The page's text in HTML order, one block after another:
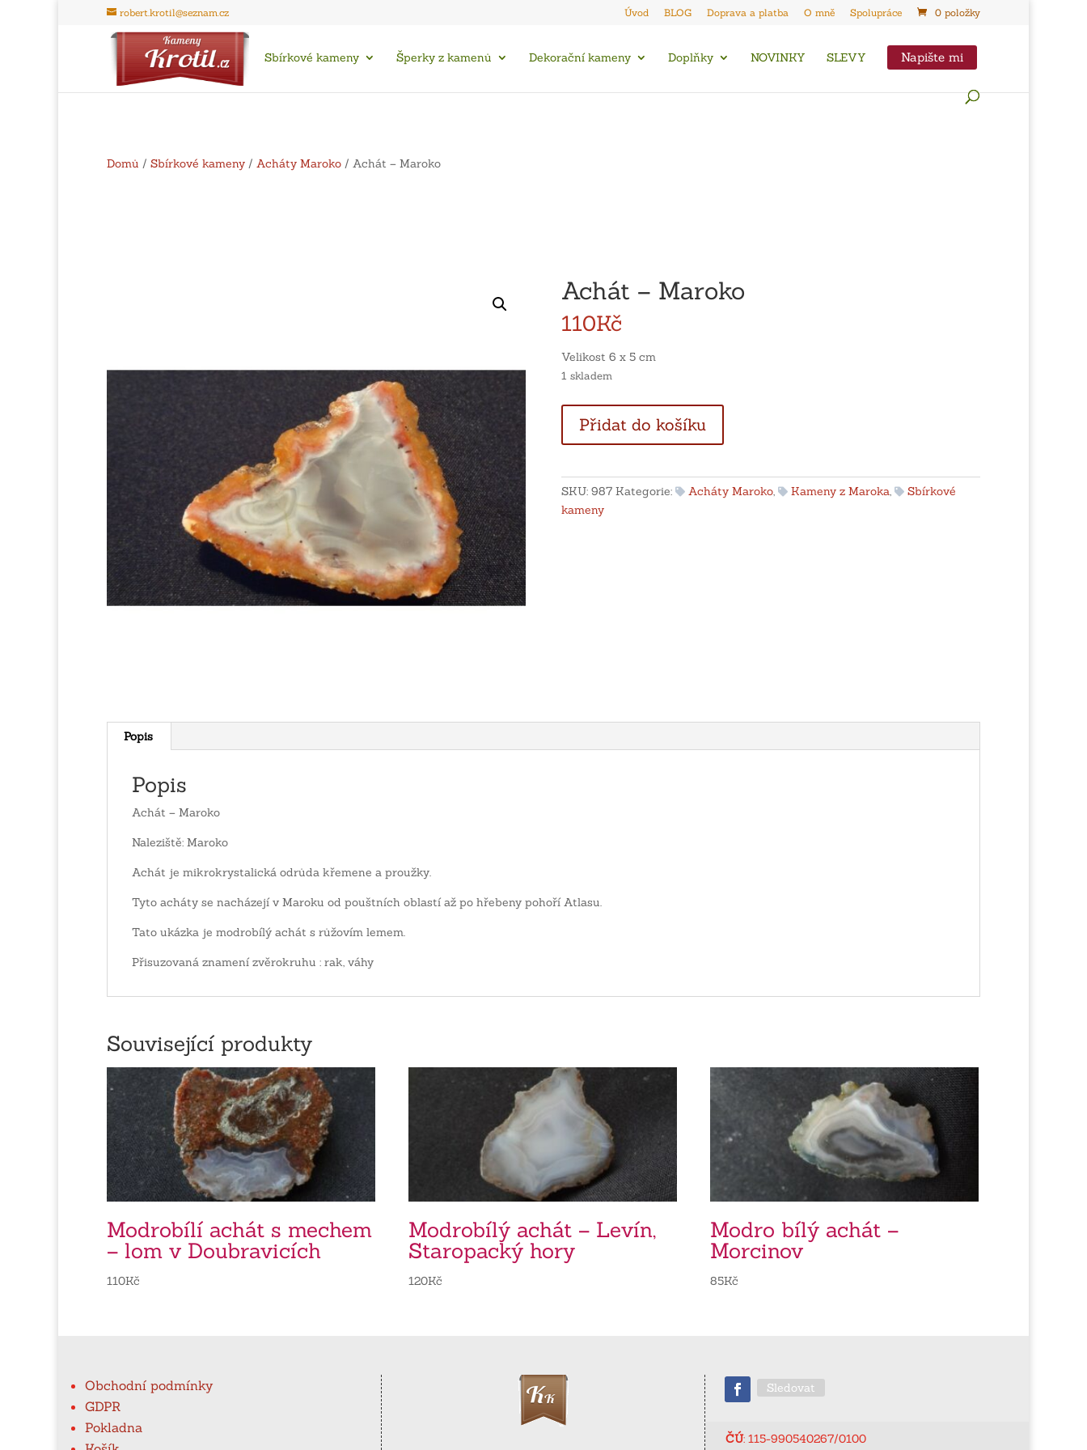
robert.krotil@seznam.cz Úvod BLOG Doprava a platba O mně Spolupráce 0 položky
Sbírkové kameny Šperky z kamenů Dekorační kameny Doplňky NOVINKY SLEVY Napište mi
Domů / Sbírkové kameny / Acháty Maroko / Achát – Maroko
Achát – Maroko
110Kč
Velikost 6 x 5 cm
1 skladem
Maroko
Přidat do košíku
SKU: 987 Kategorie: Acháty Maroko, Kameny z Maroka,
Sbírkové
kameny
Popis
Popis
Achát – Maroko
Naleziště: Maroko
Achát je mikrokrystalická odrůda křemene a proužky.
Tyto acháty se nacházejí v Maroku od pouštních oblastí až po hřebeny pohoří Atlasu.
Tato ukázka je modrobílý achát s růžovím lemem.
Přisuzovaná znamení zvěrokruhu : rak, váhy
Související produkty
Modrobílí achát s mechem
– lom v Doubravicích
110Kč
Modrobílý achát – Levín,
Staropacký hory
120Kč
Modro bílý achát –
Morcinov
85Kč
Obchodní podmínky
GDPR
Pokladna
Sledovat
ČÚ: 115-990540267/0100